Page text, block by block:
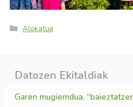
Categories
Alokatua
Datozen Ekitaldiak
Garen mugiemdua,